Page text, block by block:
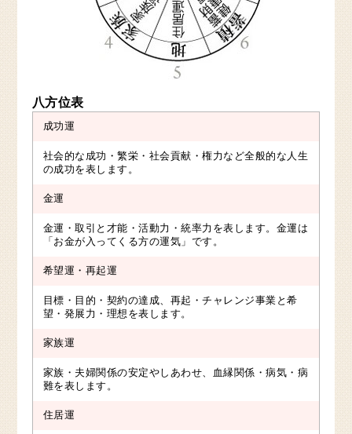
八方位表
成功運
社会的な成功・繁栄・社会貢献・権力など全般的な人生
の成功を表します。
金運
金運・取引と才能・活動力・統率力を表します。金運は
「お金が入ってくる方の運気」です。
希望運・再起運
目標・目的・契約の達成、再起・チャレンジ事業と希
望・発展力・理想を表します。
家族運
家族・夫婦関係の安定やしあわせ、血縁関係・病気・病
難を表します。
住居運